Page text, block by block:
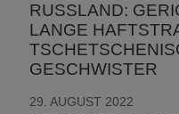
RUSSLAND:
LANGE
GESCHWISTER
29. AUGUST 2022